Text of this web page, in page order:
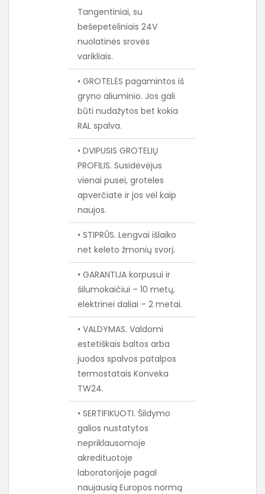
Tangentiniai, su
bešepetėliniais 24V
nuolatinės srovės
varikliais.
• GROTELĖS pagamintos iš
gryno aliuminio. Jos gali
būti nudažytos bet kokia
RAL spalva.
• DVIPUSIS GROTELIŲ
PROFILIS. Susidėvėjus
vienai pusei, groteles
apverčiate ir jos vėl kaip
naujos.
• STIPRŪS. Lengvai išlaiko
net keleto žmonių svorį.
• GARANTIJA korpusui ir
šilumokaičiui – 10 metų,
elektrinei daliai – 2 metai.
• VALDYMAS. Valdomi
estetiškais baltos arba
juodos spalvos patalpos
termostatais Konveka
TW24.
• SERTIFIKUOTI. Šildymo
galios nustatytos
nepriklausomoje
akredituotoje
laboratorijoje pagal
naujausią Europos normą